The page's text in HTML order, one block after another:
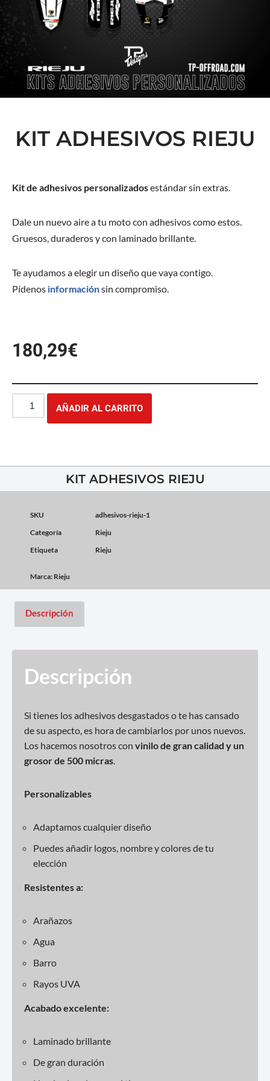
KIT ADHESIVOS RIEJU
Kit de adhesivos personalizadosestándar sin extras.
Dale un nuevo aire a tu moto con adhesivos como estos.
Gruesos, duraderos y con laminado brillante.
Te ayudamos a elegir un diseño que vaya contigo.
Pídenos informaciónsin compromiso.
180,29€
AÑADIR AL CARRITO
KIT ADHESIVOS RIEJU
SKU
adhesivos-rieju-1
Categoría
Rieju
Etiqueta
Rieju
Marca: Rieju
Descripción
Descripción
Si tienes los adhesivos desgastados o te has cansado
de su aspecto, es hora de cambiarlos por unos nuevos.
Los hacemos nosotros con vinilo de gran calidad y un
grosor de 500 micras.
Personalizables
Adaptamos cualquier diseño
Puedes añadir logos, nombre y colores de tu
elección
Resistentes a:
Arañazos
Agua
Barro
Rayos UVA
Acabado excelente:
Laminado brillante
De gran duración